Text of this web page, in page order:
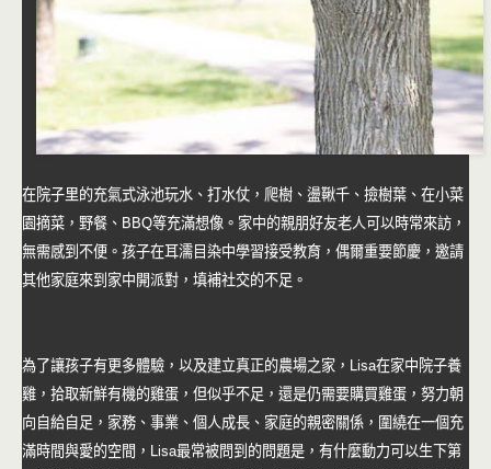
在院子里的充氣式泳池玩水、打水仗，爬樹、盪鞦千、撿樹葉、在小菜
園摘菜，野餐、BBQ等充滿想像。家中的親朋好友老人可以時常來訪，
無需感到不便。孩子在耳濡目染中學習接受教育，偶爾重要節慶，邀請
其他家庭來到家中開派對，填補社交的不足。
為了讓孩子有更多體驗，以及建立真正的農場之家，Lisa在家中院子養
雞，拾取新鮮有機的雞蛋，但似乎不足，還是仍需要購買雞蛋，努力朝
向自給自足，家務、事業、個人成長、家庭的親密關係，圍繞在一個充
滿時間與愛的空間，Lisa最常被問到的問題是，有什麼動力可以生下第